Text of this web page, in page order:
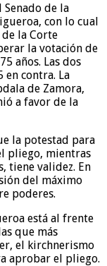
de la
con lo cual
la Corte
la votación de
años. Las dos
en contra. La
de Zamora,
a favor de la
la potestad para
pliego, mientras
tiene validez. En
del máximo
poderes.
está al frente
que más
el kirchnerismo
aprobar el pliego.